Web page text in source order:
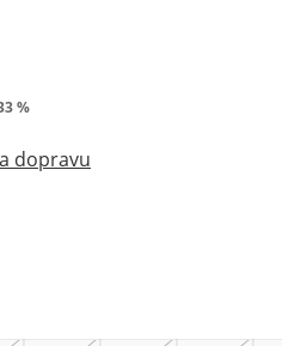
cena: 299,- Kč
%
dopravu